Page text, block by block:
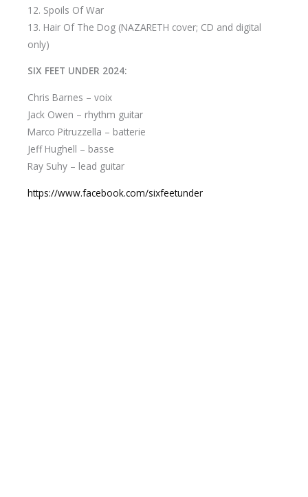
12. Spoils Of War
13. Hair Of The Dog (NAZARETH cover; CD and digital
only)
SIX FEET UNDER 2024:
Chris Barnes – voix
Jack Owen – rhythm guitar
Marco Pitruzzella – batterie
Jeff Hughell – basse
Ray Suhy – lead guitar
https://www.facebook.com/sixfeetunder